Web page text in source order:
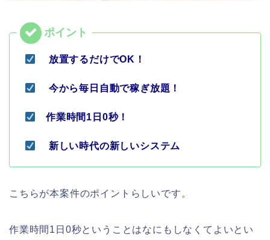
放置するだけでOK！
今から毎日自動で稼ぎ放題！
作業時間1日0秒！
新しい時代の新しいシステム
こちらが本案件のポイントらしいです。
作業時間1日0秒ということはなにもしなくてよいとい